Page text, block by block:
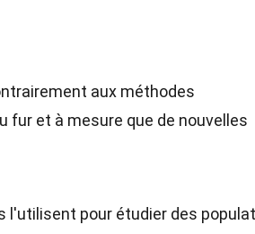
aux méthodes
fur et à mesure que de nouvelles
l'utilisent pour étudier des